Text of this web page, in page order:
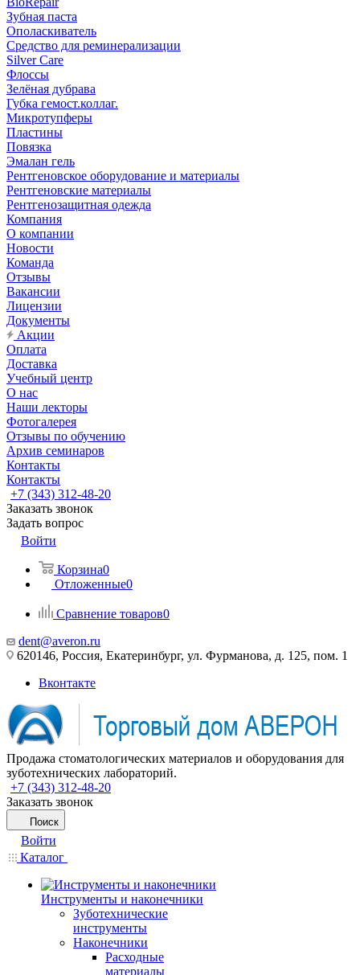
Зубная паста
Ополаскиватель
Средство для реминерализации
Silver Care
Флоссы
Зелёная дубрава
Губка гемост.коллаг.
Микротупферы
Пластины
Повязка
Эмалан гель
Рентгеновское оборудование и материалы
Рентгеновские материалы
Рентгенозащитная одежда
Компания
О компании
Новости
Команда
Отзывы
Вакансии
Лицензии
Документы
Акции
Оплата
Доставка
Учебный центр
О нас
Наши лекторы
Фотогалерея
Отзывы по обучению
Архив семинаров
Контакты
Контакты
+7 (343) 312-48-20
Заказать звонок
Задать вопрос
Войти
Корзина0
Отложенные0
Сравнение товаров0
dent@averon.ru
620146, Россия, Екатеринбург, ул. Фурманова, д. 125, пом. 1
Вконтакте
Продажа стоматологических материалов и оборудования для
зуботехнических лабораторий.
+7 (343) 312-48-20
Заказать звонок
Поиск
Войти
Каталог
Инструменты и наконечники
Зуботехнические
инструменты
Наконечники
Расходные
материалы